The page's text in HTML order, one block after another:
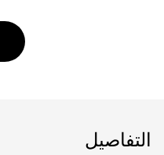
التفاصيل